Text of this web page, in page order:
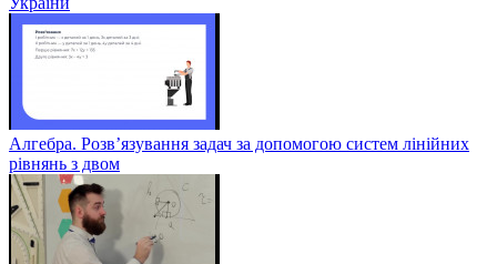
Алгебра. Розв’язування задач за допомогою систем лінійних
рівнянь з двом